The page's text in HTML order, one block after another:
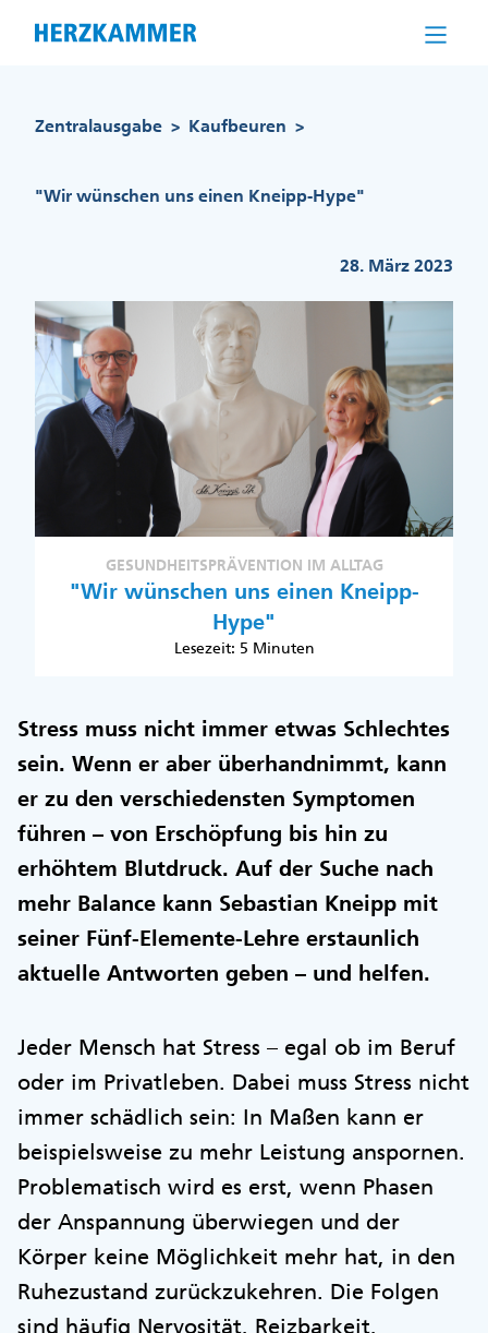
Zentralausgabe > Kaufbeuren >
"Wir wünschen uns einen Kneipp-Hype"
28. März 2023
GESUNDHEITSPRÄVENTION IM ALLTAG
"Wir wünschen uns einen Kneipp-
Hype"
Lesezeit: 5 Minuten
Stress muss nicht immer etwas Schlechtes
sein. Wenn er aber überhandnimmt, kann
er zu den verschiedensten Symptomen
führen – von Erschöpfung bis hin zu
erhöhtem Blutdruck. Auf der Suche nach
mehr Balance kann Sebastian Kneipp mit
seiner Fünf-Elemente-Lehre erstaunlich
aktuelle Antworten geben – und helfen.
Jeder Mensch hat Stress – egal ob im Beruf
oder im Privatleben. Dabei muss Stress nicht
immer schädlich sein: In Maßen kann er
beispielsweise zu mehr Leistung anspornen.
Problematisch wird es erst, wenn Phasen
der Anspannung überwiegen und der
Körper keine Möglichkeit mehr hat, in den
Ruhezustand zurückzukehren. Die Folgen
sind häufig Nervosität, Reizbarkeit,